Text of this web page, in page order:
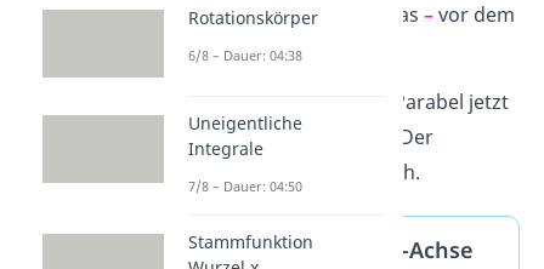
Normalparabel ist also das –vor dem
x².
Es sorgt dafür, dass die Parabel jetzt
nach untengeöffnet ist. Der
Scheitelpunkt bleibt gleich.
Spiegelung an der x-Achse
Rotationskörper
6/8 – Dauer: 04:38
Uneigentliche
Integrale
7/8 – Dauer: 04:50
Stammfunktion